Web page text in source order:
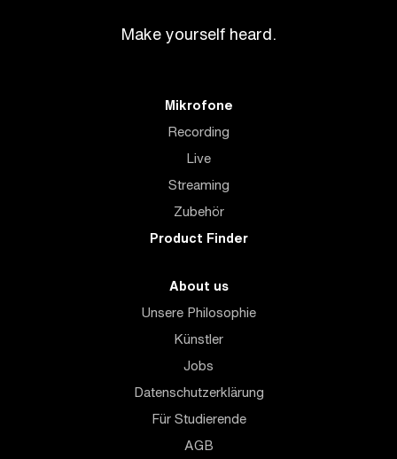
Make yourself heard.
Mikrofone
Recording
Live
Streaming
Zubehör
Product Finder
About us
Unsere Philosophie
Künstler
Jobs
Datenschutzerklärung
Für Studierende
AGB